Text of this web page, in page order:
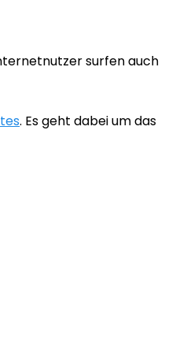
surfen auch
. Es geht dabei um das